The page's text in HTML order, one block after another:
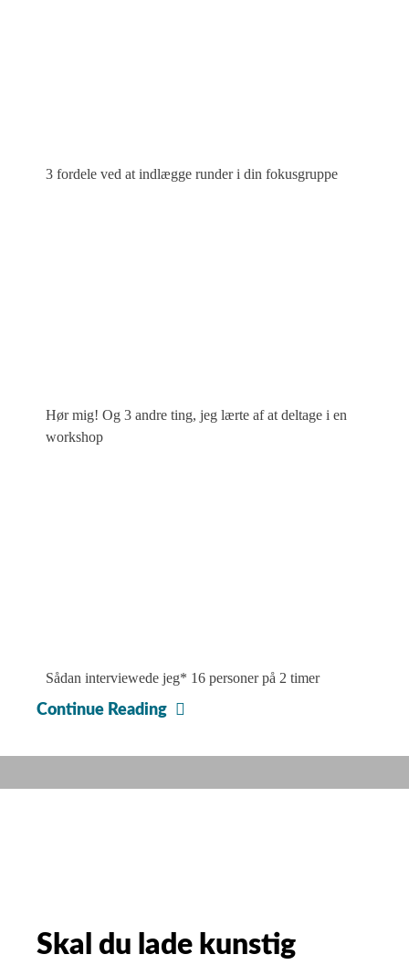
3 fordele ved at indlægge runder i din fokusgruppe
Hør mig! Og 3 andre ting, jeg lærte af at deltage i en
workshop
Sådan interviewede jeg* 16 personer på 2 timer
Continue Reading
du
og
fokusgrupper
Skal du lade kunstig